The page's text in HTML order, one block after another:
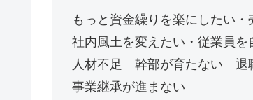
もっと資金繰りを楽にしたい
社内風土を変えたい・従業員
人材不足　幹部が育たない　
事業継承が進まない